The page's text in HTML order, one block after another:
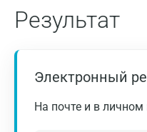
Результат
Электронный
На почте и в личном